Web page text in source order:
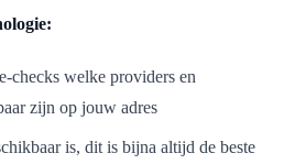
checks welke providers en
zijn op jouw adres
is, dit is bijna altijd de beste